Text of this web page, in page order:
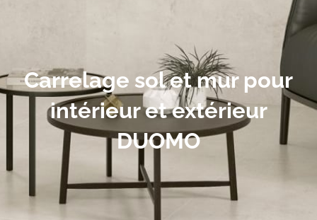
Carrelage sol et mur pour
intérieur et extérieur
DUOMO